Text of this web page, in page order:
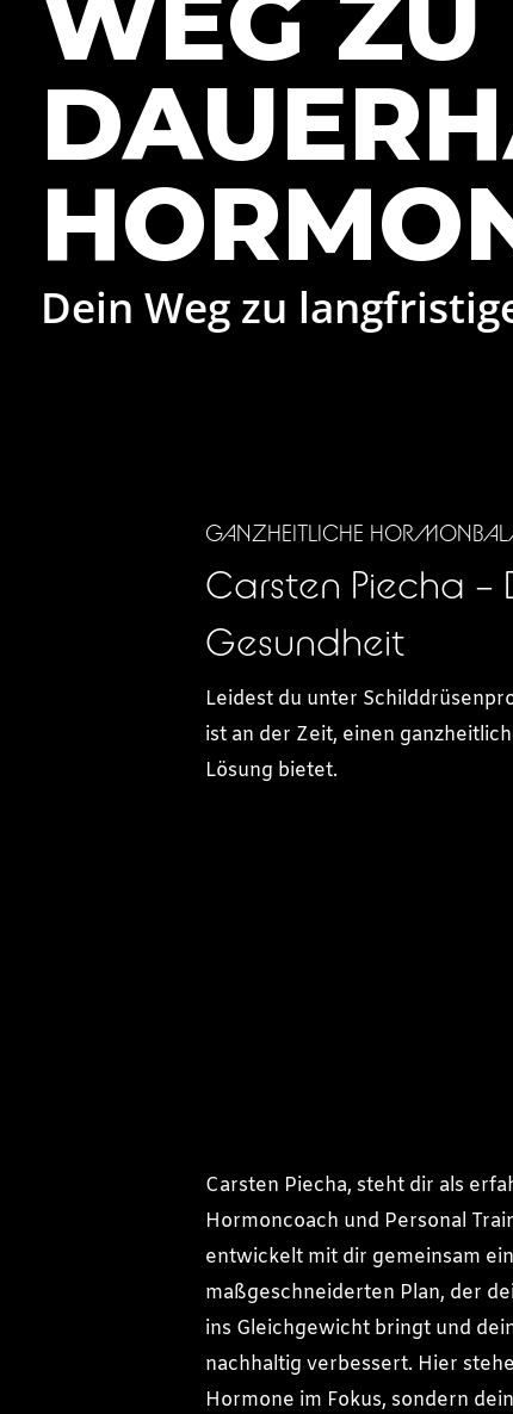
Dein Weg zu
GANZHEITLICHE
Carsten Piecha
Gesundheit
Leidest du unter
ist an der Zeit, einen
Lösung bietet.
Carsten Piecha, steht dir als
Hormoncoach und Personal
entwickelt mit dir gemeinsam
maßgeschneiderten Plan, der
ins Gleichgewicht bringt und
nachhaltig verbessert. Hier
Hormone im Fokus, sondern